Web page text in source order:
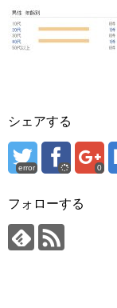
シェアする
error 0
フォローする